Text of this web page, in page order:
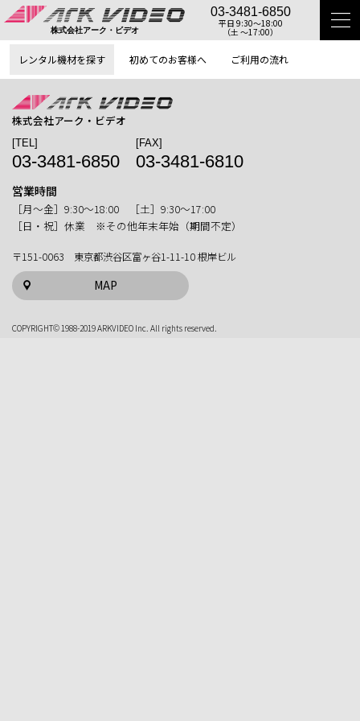
株式会社アーク・ビデオ
03-3481-6850
平日 9:30〜18:00
（土 〜17:00）
レンタル機材を探す 初めてのお客様へ ご利用の流れ
株式会社アーク・ビデオ
[TEL]
03-3481-6850
[FAX]
03-3481-6810
営業時間
［月〜金］9:30〜18:00 ［土］9:30〜17:00
［日・祝］休業 ※その他年末年始（期間不定）
〒151-0063 東京都渋谷区富ヶ谷1-11-10 根岸ビル
MAP
COPYRIGHT© 1988-2019 ARKVIDEO Inc. All rights reserved.